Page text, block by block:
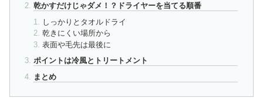
乾かすだけじゃダメ！？ドライヤーを当てる順番
しっかりとタオルドライ
乾きにくい場所から
表面や毛先は最後に
ポイントは冷風とトリートメント
まとめ